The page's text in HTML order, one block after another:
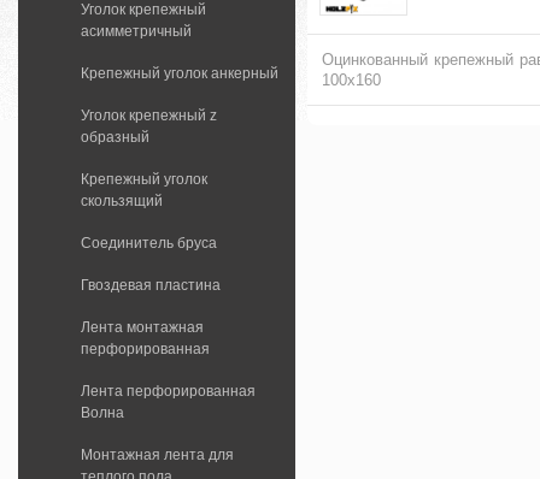
Оцинкованный крепежный
100x160
Уголок крепежный
асимметричный
Крепежный уголок анкерный
Уголок крепежный z
образный
Крепежный уголок
скользящий
Соединитель бруса
Гвоздевая пластина
Лента монтажная
перфорированная
Лента перфорированная
Волна
Монтажная лента для